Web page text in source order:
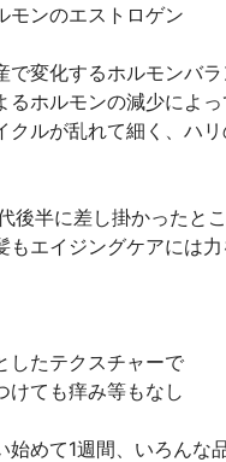
モンのエストロゲン
で変化するホルモンバラ
るホルモンの減少によっ
クルが乱れて細く、ハ
後半に差し掛かったと
もエイジングケアには
したテクスチャーで
けても痒み等もなし
始めて1週間、いろんな